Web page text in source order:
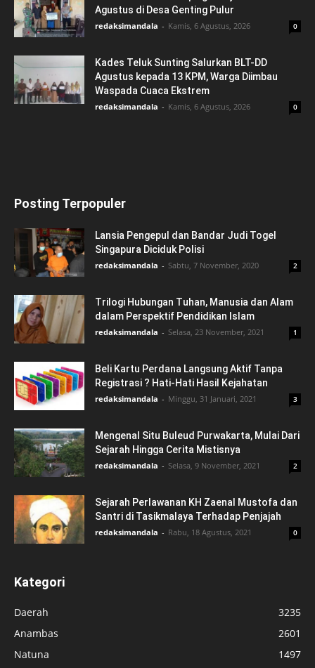
Agustus di Desa Genting Pulur
redaksimandala - Kamis, 6 Agustus, 2026 0
Kades Teluk Sunting Salurkan BLT-DD
Agustus kepada 13 KPM, Warga Diimbau
Waspada Cuaca Ekstrem
redaksimandala - Kamis, 6 Agustus, 2026 0
Posting Terpopuler
Lansia Pengepul dan Bandar Judi Togel
Singapura Diciduk Polisi
redaksimandala - Sabtu, 7 November, 2020 2
Trilogi Hubungan Tuhan, Manusia dan Alam
dalam Perspektif Pendidikan Islam
redaksimandala - Selasa, 23 November, 2021 1
Beli Kartu Perdana Langsung Aktif Tanpa
Registrasi ? Hati-Hati Hasil Kejahatan
redaksimandala - Minggu, 31 Januari, 2021 3
Mengenal Situ Buleud Purwakarta, Mulai Dari
Sejarah Hingga Cerita Mistisnya
redaksimandala - Selasa, 9 November, 2021 2
Sejarah Perlawanan KH Zaenal Mustofa dan
Santri di Tasikmalaya Terhadap Penjajah
redaksimandala - Rabu, 18 Agustus, 2021 0
Kategori
Daerah
3235
Anambas
2601
Natuna
1497